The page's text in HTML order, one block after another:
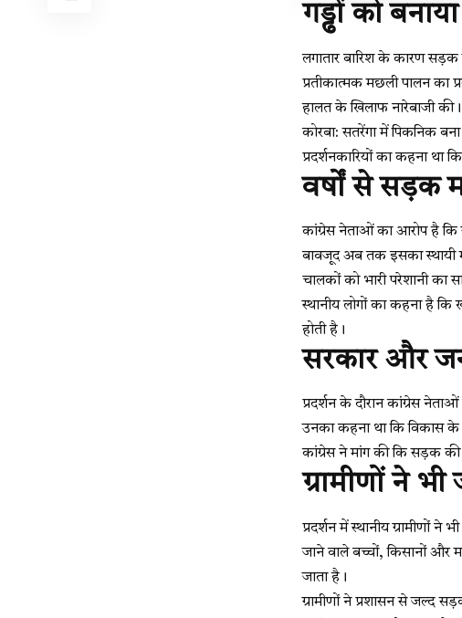
गड्ढों को
लगातार बारिश के कारण सड़क
प्रतीकात्मक मछली पालन का
हालत के खिलाफ नारेबाजी की।
कोरबा: सतरेंगा में पिकनिक
प्रदर्शनकारियों का कहना
वर्षों से सड़क
कांग्रेस नेताओं का आरोप है
बावजूद अब तक इसका स्थायी
चालकों को भारी परेशानी का
स्थानीय लोगों का कहना है
होती है।
सरकार और
प्रदर्शन के दौरान कांग्रेस
उनका कहना था कि विकास के
कांग्रेस ने मांग की कि सड़क
ग्रामीणों ने भी
प्रदर्शन में स्थानीय ग्रामीणों
जाने वाले बच्चों, किसानों और
जाता है।
ग्रामीणों ने प्रशासन से जल्द